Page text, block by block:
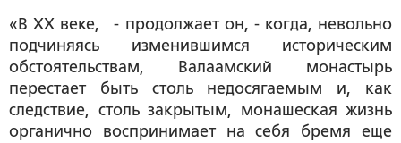
«В XX веке, - продолжает он, - когда, невольно
подчиняясь изменившимся историческим
обстоятельствам, Валаамский монастырь
перестает быть столь недосягаемым и, как
следствие, столь закрытым, монашеская жизнь
органично воспринимает на себя бремя еще